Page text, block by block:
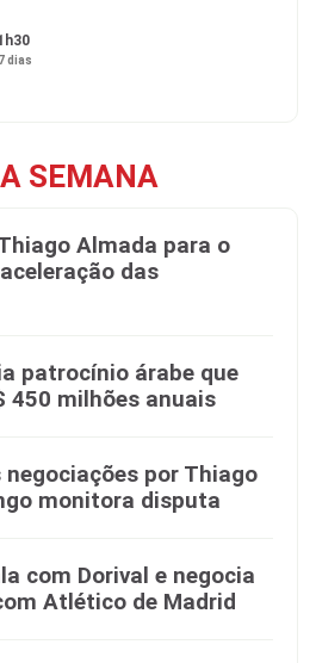
7 dias
SEMANA
Almada para o
das
patrocínio árabe que
450 milhões anuais
negociações por Thiago
monitora disputa
com Dorival e negocia
Atlético de Madrid